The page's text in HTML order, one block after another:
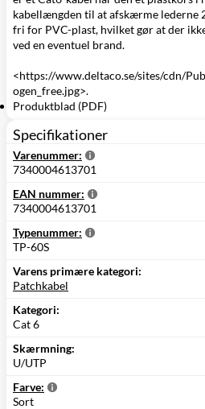
kabellængden til at afskærme lederne
fri for PVC-plast, hvilket gør at der
ved en eventuel brand.
<https://www.deltaco.se/sites/cdn/
ogen_free.jpg>.
Produktblad (PDF)
Specifikationer
Varenummer:
7340004613701
EAN nummer:
7340004613701
Typenummer:
TP-60S
Varens primære kategori:
Patchkabel
Kategori:
Cat 6
Skærmning:
U/UTP
Farve:
Sort